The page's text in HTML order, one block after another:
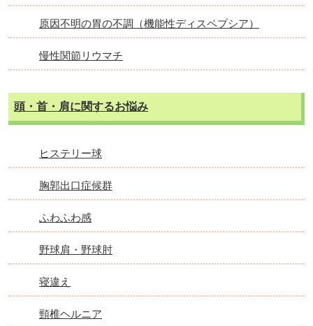
原因不明の胃の不調（機能性ディスペプシア）
慢性関節リウマチ
頭・首・肩に関するお悩み
ヒステリー球
胸郭出口症候群
ふわふわ感
野球肩・野球肘
寝違え
頸椎ヘルニア